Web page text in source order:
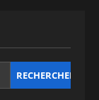
RECHERCHER